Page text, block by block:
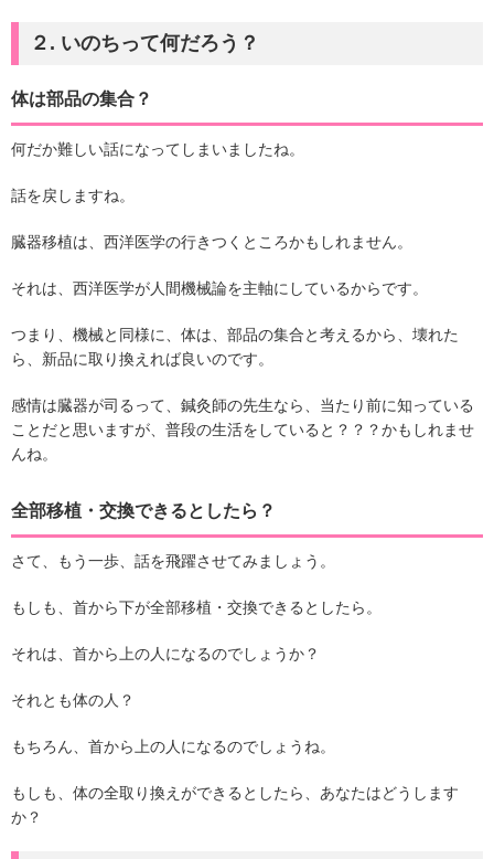
２. いのちって何だろう？
体は部品の集合？
何だか難しい話になってしまいましたね。
話を戻しますね。
臓器移植は、西洋医学の行きつくところかもしれません。
それは、西洋医学が人間機械論を主軸にしているからです。
つまり、機械と同様に、体は、部品の集合と考えるから、壊れた
ら、新品に取り換えれば良いのです。
感情は臓器が司るって、鍼灸師の先生なら、当たり前に知っている
ことだと思いますが、普段の生活をしていると？？？かもしれませ
んね。
全部移植・交換できるとしたら？
さて、もう一歩、話を飛躍させてみましょう。
もしも、首から下が全部移植・交換できるとしたら。
それは、首から上の人になるのでしょうか？
それとも体の人？
もちろん、首から上の人になるのでしょうね。
もしも、体の全取り換えができるとしたら、あなたはどうします
か？